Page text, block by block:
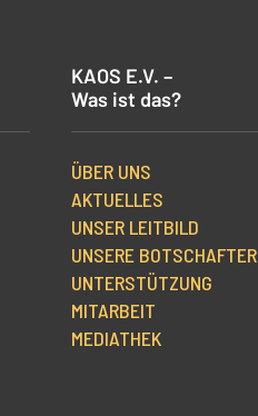
KAOS E.V. –
Was ist das?
ÜBER UNS
AKTUELLES
UNSER LEITBILD
UNSERE BOTSCHAFTER
UNTERSTÜTZUNG
MITARBEIT
MEDIATHEK